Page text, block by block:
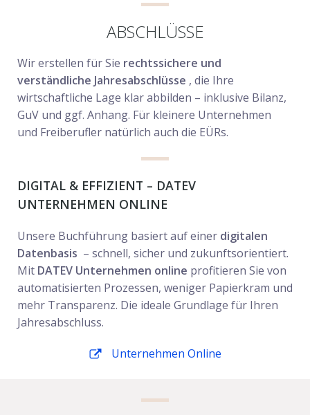
ABSCHLÜSSE
Wir erstellen für Sie rechtssichere und
verständliche Jahresabschlüsse , die Ihre
wirtschaftliche Lage klar abbilden – inklusive Bilanz,
GuV und ggf. Anhang. Für kleinere Unternehmen
und Freiberufler natürlich auch die EÜRs.
DIGITAL & EFFIZIENT – DATEV
UNTERNEHMEN ONLINE
Unsere Buchführung basiert auf einer digitalen
Datenbasis – schnell, sicher und zukunftsorientiert.
Mit DATEV Unternehmen online profitieren Sie von
automatisierten Prozessen, weniger Papierkram und
mehr Transparenz. Die ideale Grundlage für Ihren
Jahresabschluss.
Unternehmen Online